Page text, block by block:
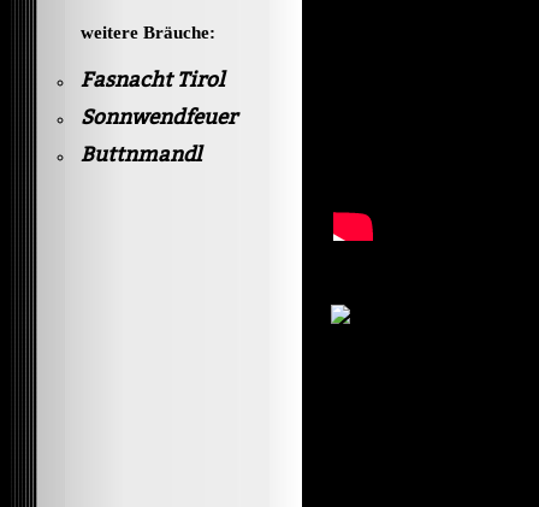
weitere Bräuche:
Fasnacht Tirol
Sonnwendfeuer
Buttnmandl